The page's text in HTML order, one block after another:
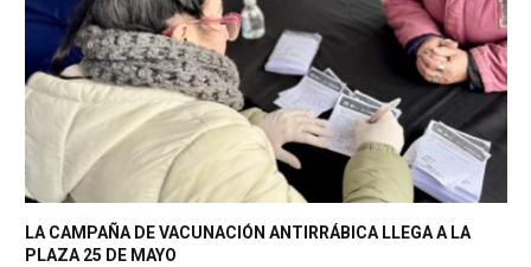
LA CAMPAÑA DE VACUNACIÓN ANTIRRÁBICA LLEGA A LA
PLAZA 25 DE MAYO